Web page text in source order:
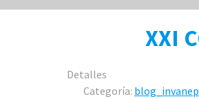
Detalles
Categoría: blog_invanep